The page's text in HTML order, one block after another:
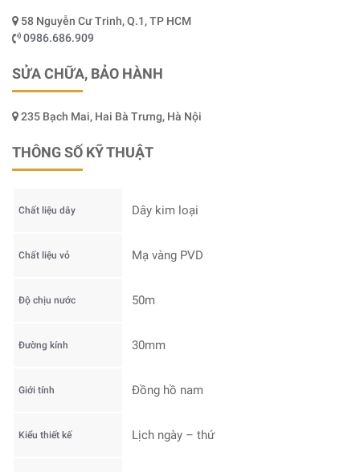
58 Nguyễn Cư Trinh, Q.1, TP HCM
0986.686.909
SỬA CHỮA, BẢO HÀNH
235 Bạch Mai, Hai Bà Trưng, Hà Nội
THÔNG SỐ KỸ THUẬT
Chất liệu dây Dây kim loại
Chất liệu vỏ Mạ vàng PVD
Độ chịu nước 50m
Đường kính 30mm
Giới tính Đồng hồ nam
Kiểu thiết kế Lịch ngày – thứ